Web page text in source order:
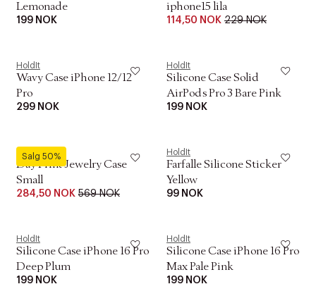
Lemonade
199 NOK
iphone15 lila
114,50 NOK 229 NOK
HoldIt
Wavy Case iPhone 12/12
Pro
299 NOK
HoldIt
Silicone Case Solid
AirPods Pro 3 Bare Pink
199 NOK
Salg 50%
DAY ET
Day Print Jewelry Case
Small
284,50 NOK 569 NOK
HoldIt
Farfalle Silicone Sticker
Yellow
99 NOK
HoldIt
Silicone Case iPhone 16 Pro
Deep Plum
199 NOK
HoldIt
Silicone Case iPhone 16 Pro
Max Pale Pink
199 NOK